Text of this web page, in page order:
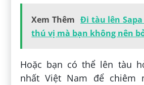
Xem Thêm Đi tàu lên
thú vị mà bạn không nên
Hoặc bạn có thể lên tàu
nhất Việt Nam để chiêm